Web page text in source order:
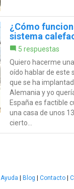
¿Cómo
sistema
5 respuestas
Quiero hacerme
oído hablar de este
que se ha
Alemania y yo
España es factible
una casa de unos
cierto...
Ayuda | Blog | Contacto |